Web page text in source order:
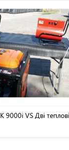
9000i VS Дві